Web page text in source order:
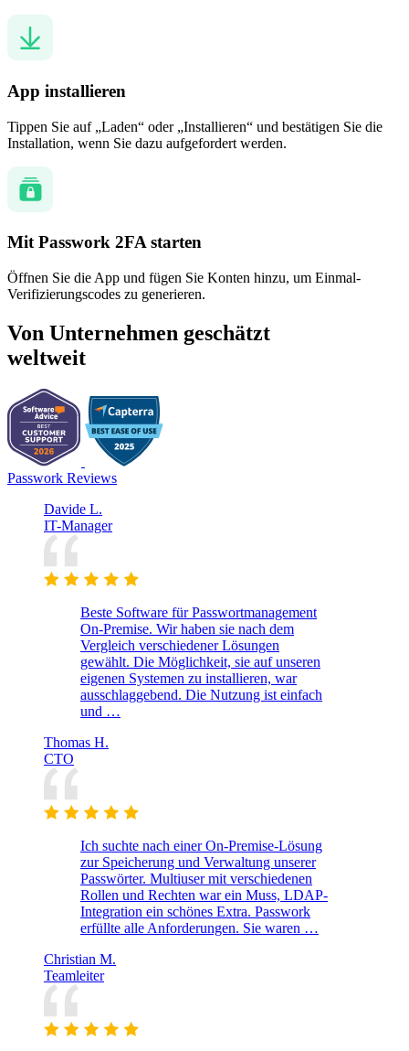
App installieren
Tippen Sie auf „Laden“ oder „Installieren“ und bestätigen Sie die
Installation, wenn Sie dazu aufgefordert werden.
Mit Passwork 2FA starten
Öffnen Sie die App und fügen Sie Konten hinzu, um Einmal-
Verifizierungscodes zu generieren.
Von Unternehmen geschätzt
weltweit
Passwork Reviews
Davide L.
IT-Manager
Beste Software für Passwortmanagement
On-Premise. Wir haben sie nach dem
Vergleich verschiedener Lösungen
gewählt. Die Möglichkeit, sie auf unseren
eigenen Systemen zu installieren, war
ausschlaggebend. Die Nutzung ist einfach
und …
Thomas H.
CTO
Ich suchte nach einer On-Premise-Lösung
zur Speicherung und Verwaltung unserer
Passwörter. Multiuser mit verschiedenen
Rollen und Rechten war ein Muss, LDAP-
Integration ein schönes Extra. Passwork
erfüllte alle Anforderungen. Sie waren …
Christian M.
Teamleiter